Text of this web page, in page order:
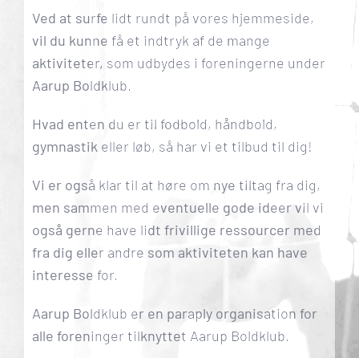
Ved at surfe lidt rundt på vores hjemmeside,
vil du kunne få et indtryk af de mange
aktiviteter, som udbydes i foreningerne under
Aarup Boldklub.
Hvad enten du er til fodbold, håndbold,
gymnastik eller løb, så har vi et tilbud til dig!
Vi er også klar til at høre om nye tiltag fra dig,
men sammen med eventuelle gode ideer vil vi
også gerne have lidt frivillige ressourcer med
fra dig eller andre som aktiviteten kan have
interesse for.
Aarup Boldklub er en paraply organisation for
alle foreninger tilknyttet Aarup Boldklub.